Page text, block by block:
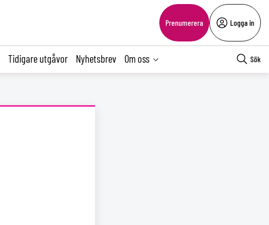
Prenumerera Logga in
Tidigare utgåvor Nyhetsbrev Om oss Sök